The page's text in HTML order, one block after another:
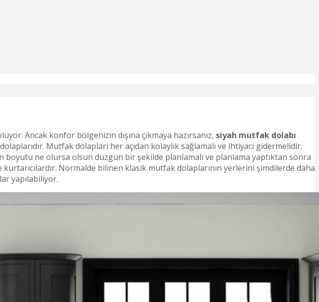
Ancak konfor bölgenizin dışına çıkmaya hazırsanız, siyah mutfak dolabı
Mutfak dolapları her açıdan kolaylık sağlamalı ve ihtiyacı gidermelidir.
boyutu ne olursa olsun düzgün bir şekilde planlamalı ve planlama yaptıktan sonra
Normalde bilinen klasik mutfak dolaplarının yerlerini şimdilerde daha
yapılabiliyor.